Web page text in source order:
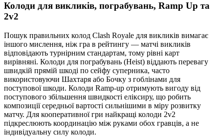
Колоди для викликів, пограбувань, Ramp Up та
2v2
Пошук правильних колод Clash Royale для викликів вимагає
іншого мислення, ніж гра в рейтингу — матчі викликів
відповідають турнірним стандартам, тому рівні карт
вирівняні. Колоди для пограбувань (Heist) віддають перевагу
швидкій прямій шкоді по сейфу суперника, часто
використовуючи Шахтаря або Бочку з гоблінами для
поступової шкоди. Колоди Ramp-up отримують вигоду від
поступового збільшення швидкості еліксиру, що робить
композиції середньої вартості сильнішими в міру розвитку
матчу. Для кооперативної гри найкращі колоди 2v2
підкреслюють координацію між руками обох гравців, а не
індивідуальну силу колоди.